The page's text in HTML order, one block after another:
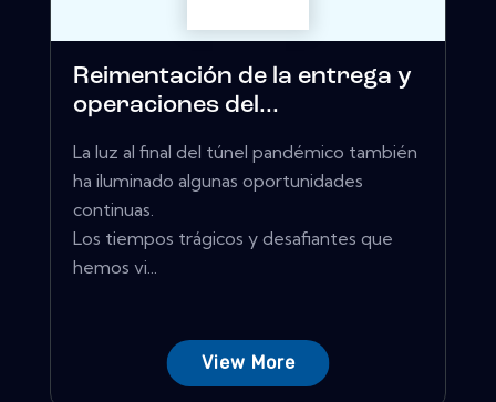
Reimentación de la entrega y
operaciones del...
La luz al final del túnel pandémico también
ha iluminado algunas oportunidades
continuas.
Los tiempos trágicos y desafiantes que
hemos vi...
View More